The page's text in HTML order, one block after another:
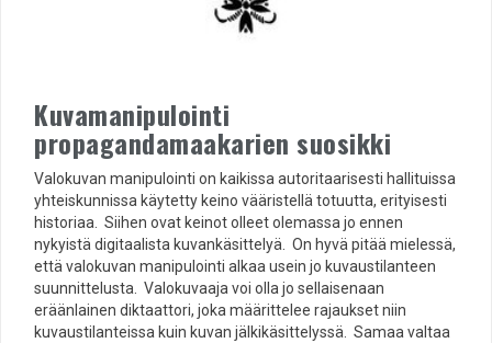
Kuvamanipulointi
propagandamaakarien suosikki
Valokuvan manipulointi on kaikissa autoritaarisesti hallituissa
yhteiskunnissa käytetty keino vääristellä totuutta, erityisesti
historiaa. Siihen ovat keinot olleet olemassa jo ennen
nykyistä digitaalista kuvankäsittelyä. On hyvä pitää mielessä,
että valokuvan manipulointi alkaa usein jo kuvaustilanteen
suunnittelusta. Valokuvaaja voi olla jo sellaisenaan
eräänlainen diktaattori, joka määrittelee rajaukset niin
kuvaustilanteissa kuin kuvan jälkikäsittelyssä. Samaa valtaa